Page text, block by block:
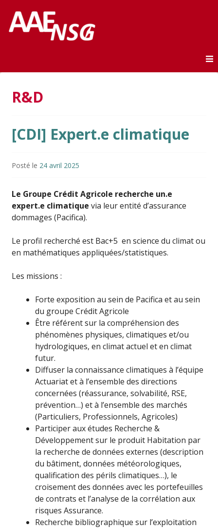
AAE-ENSG
R&D
[CDI] Expert.e climatique
Posté le 24 avril 2025
Le Groupe Crédit Agricole recherche un.e
expert.e climatique via leur entité d’assurance
dommages (Pacifica).
Le profil recherché est Bac+5 en science du climat ou
en mathématiques appliquées/statistiques.
Les missions :
Forte exposition au sein de Pacifica et au sein
du groupe Crédit Agricole
Être référent sur la compréhension des
phénomènes physiques, climatiques et/ou
hydrologiques, en climat actuel et en climat
futur.
Diffuser la connaissance climatiques à l’équipe
Actuariat et à l’ensemble des directions
concernées (réassurance, solvabilité, RSE,
prévention…) et à l’ensemble des marchés
(Particuliers, Professionnels, Agricoles)
Participer aux études Recherche &
Développement sur le produit Habitation par
la recherche de données externes (description
du bâtiment, données météorologiques,
qualification des périls climatiques…), le
croisement des données avec les portefeuilles
de contrats et l’analyse de la corrélation aux
risques Assurance.
Recherche bibliographique sur l’exploitation